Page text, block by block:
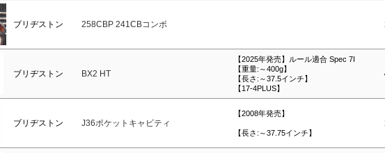
ブリヂストン 258CBP 241CBコンボ
ブリヂストン BX2 HT
【2025年発売】ルール適合 Spec 7I
【重量:～400g】
【長さ:～37.5インチ】
【17-4PLUS】
ブリヂストン J36ポケットキャビティ
【2008年発売】
【長さ:～37.75インチ】